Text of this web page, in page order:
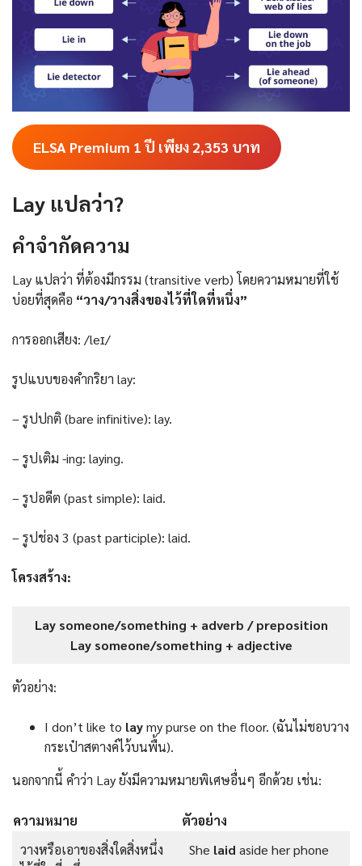
ELSA Premium 1 ปี เพียง 2,353 บาท
Lay แปลว่า?
คําจํากัดความ
Lay แปลว่า ที่ต้องมีกรรม (transitive verb) โดยความหมายที่ใช้
บ่อยที่สุดคือ “วาง/วางสิ่งของไว้ที่ใดที่หนึ่ง”
การออกเสียง: /leɪ/
รูปแบบของคำกริยา lay:
– รูปปกติ (bare infinitive): lay.
– รูปเติม -ing: laying.
– รูปอดีต (past simple): laid.
– รูปช่อง 3 (past participle): laid.
โครงสร้าง:
Lay someone/something + adverb / preposition
Lay someone/something + adjective
ตัวอย่าง:
I don’t like to laymy purse on the floor. (ฉันไม่ชอบวาง
กระเป๋าสตางค์ไว้บนพื้น).
นอกจากนี้ คำว่า Lay ยังมีความหมายพิเศษอื่นๆ อีกด้วย เช่น:
ความหมาย
ตัวอย่าง
วางหรือเอาของสิ่งใดสิ่งหนึ่ง
She laid aside her phone